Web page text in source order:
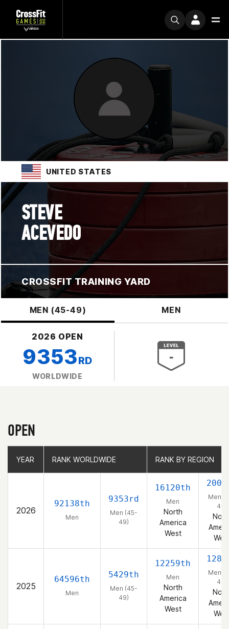
UNITED STATES
STEVE
ACEVEDO
CROSSFIT TRAINING YARD
MEN (45-49) MEN
2026 OPEN
9353RD
WORLDWIDE
OPEN
YEAR RANK WORLDWIDE RANK BY REGION
2026
92138th
Men
9353rd
Men (45-
49)
16120th
Men
North
America
West
Men
49)
2025
64596th
Men
5429th
Men (45-
49)
12259th
Men
North
America
West
Men
49)
YEAR RANK WORLDWIDE RANK BY REGION